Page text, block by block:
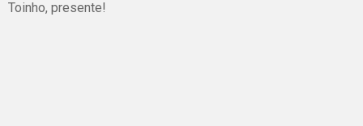
Toinho, presente!